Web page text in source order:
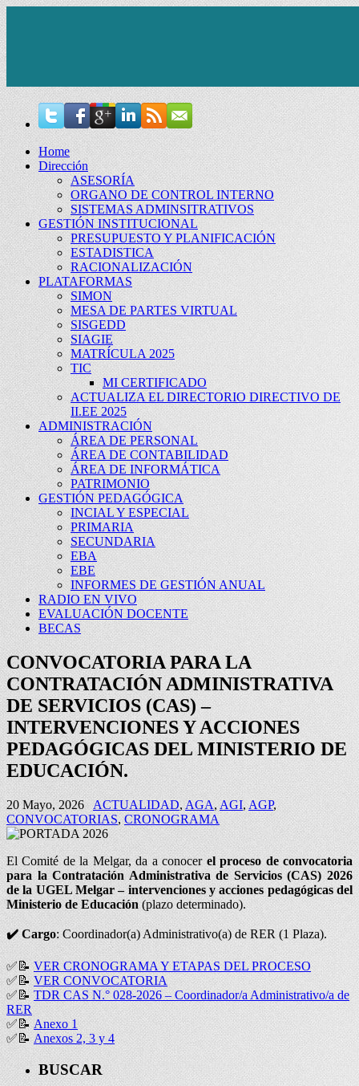
Home
Dirección
ASESORÍA
ORGANO DE CONTROL INTERNO
SISTEMAS ADMINSITRATIVOS
GESTIÓN INSTITUCIONAL
PRESUPUESTO Y PLANIFICACIÓN
ESTADISTICA
RACIONALIZACIÓN
PLATAFORMAS
SIMON
MESA DE PARTES VIRTUAL
SISGEDD
SIAGIE
MATRÍCULA 2025
TIC
MI CERTIFICADO
ACTUALIZA EL DIRECTORIO DIRECTIVO DE
II.EE 2025
ADMINISTRACIÓN
ÁREA DE PERSONAL
ÁREA DE CONTABILIDAD
ÁREA DE INFORMÁTICA
PATRIMONIO
GESTIÓN PEDAGÓGICA
INCIAL Y ESPECIAL
PRIMARIA
SECUNDARIA
EBA
EBE
INFORMES DE GESTIÓN ANUAL
RADIO EN VIVO
EVALUACIÓN DOCENTE
BECAS
CONVOCATORIA PARA LA
CONTRATACIÓN ADMINISTRATIVA
DE SERVICIOS (CAS) –
INTERVENCIONES Y ACCIONES
PEDAGÓGICAS DEL MINISTERIO DE
EDUCACIÓN.
20 Mayo, 2026 ACTUALIDAD,AGA,AGI,AGP,
CONVOCATORIAS,CRONOGRAMA
El Comité de la Melgar, da a conocerel proceso de convocatoria
para la Contratación Administrativa de Servicios (CAS) 2026
de la UGEL Melgar – intervenciones y acciones pedagógicas del
Ministerio de Educación(plazo determinado).
✔️Cargo: Coordinador(a) Administrativo(a) de RER (1 Plaza).
✅📝 VER CRONOGRAMA Y ETAPAS DEL PROCESO
✅ 📝VER CONVOCATORIA
✅ 📝TDR CAS N.° 028-2026 – Coordinador/a Administrativo/a de
RER
✅ 📝 Anexo 1
✅ 📝Anexos 2, 3 y 4
BUSCAR